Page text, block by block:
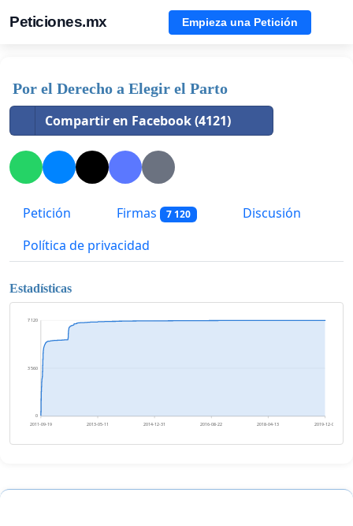
Peticiones.mx Empieza una Petición
Por el Derecho a Elegir el Parto
Compartir en Facebook (4121)
Petición Firmas 7 120
Discusión
Política de privacidad
Estadísticas
0
3 560
7 120
2011-09-19 2013-05-11 2014-12-31 2016-08-22 2018-04-13 2019-12-04